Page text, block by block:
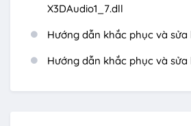
X3DAudio1_7.dll
Hướng dẫn khắc phục và
Hướng dẫn khắc phục và sửa